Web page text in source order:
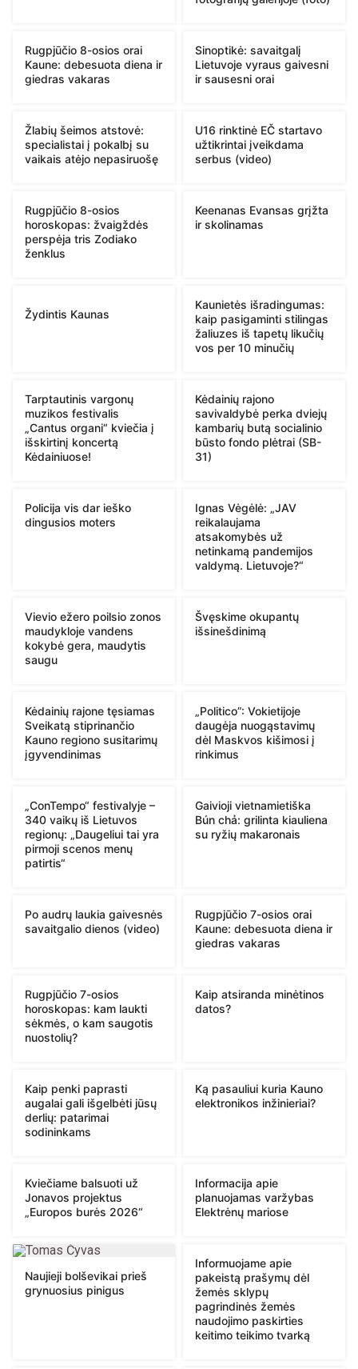
Rugpjūčio 8-osios orai
Kaune: debesuota diena ir
giedras vakaras
Sinoptikė: savaitgalį
Lietuvoje vyraus gaivesni
ir sausesni orai
Žlabių šeimos atstovė:
specialistai į pokalbį su
vaikais atėjo nepasiruošę
U16 rinktinė EČ startavo
užtikrintai įveikdama
serbus (video)
Rugpjūčio 8-osios
horoskopas: žvaigždės
perspėja tris Zodiako
ženklus
Keenanas Evansas grįžta
ir skolinamas
Žydintis Kaunas
Kaunietės išradingumas:
kaip pasigaminti stilingas
žaliuzes iš tapetų likučių
vos per 10 minučių
Tarptautinis vargonų
muzikos festivalis
„Cantus organi“ kviečia į
išskirtinį koncertą
Kėdainiuose!
Kėdainių rajono
savivaldybė perka dviejų
kambarių butą socialinio
būsto fondo plėtrai (SB-
31)
Policija vis dar ieško
dingusios moters
Ignas Vėgėlė: „JAV
reikalaujama
atsakomybės už
netinkamą pandemijos
valdymą. Lietuvoje?“
Vievio ežero poilsio zonos
maudykloje vandens
kokybė gera, maudytis
saugu
Švęskime okupantų
išsinešdinimą
Kėdainių rajone tęsiamas
Sveikatą stiprinančio
Kauno regiono susitarimų
įgyvendinimas
„Politico”: Vokietijoje
daugėja nuogąstavimų
dėl Maskvos kišimosi į
rinkimus
„ConTempo“ festivalyje –
340 vaikų iš Lietuvos
regionų: „Daugeliui tai yra
pirmoji scenos menų
patirtis“
Gaivioji vietnamietiška
Bún chả: grilinta kiauliena
su ryžių makaronais
Po audrų laukia gaivesnės
savaitgalio dienos (video)
Rugpjūčio 7-osios orai
Kaune: debesuota diena ir
giedras vakaras
Rugpjūčio 7-osios
horoskopas: kam laukti
sėkmės, o kam saugotis
nuostolių?
Kaip atsiranda minėtinos
datos?
Kaip penki paprasti
augalai gali išgelbėti jūsų
derlių: patarimai
sodininkams
Ką pasauliui kuria Kauno
elektronikos inžinieriai?
Kviečiame balsuoti už
Jonavos projektus
„Europos burės 2026“
Informacija apie
planuojamas varžybas
Elektrėnų mariose
Naujieji bolševikai prieš
grynuosius pinigus
Informuojame apie
pakeistą prašymų dėl
žemės sklypų
pagrindinės žemės
naudojimo paskirties
keitimo teikimo tvarką